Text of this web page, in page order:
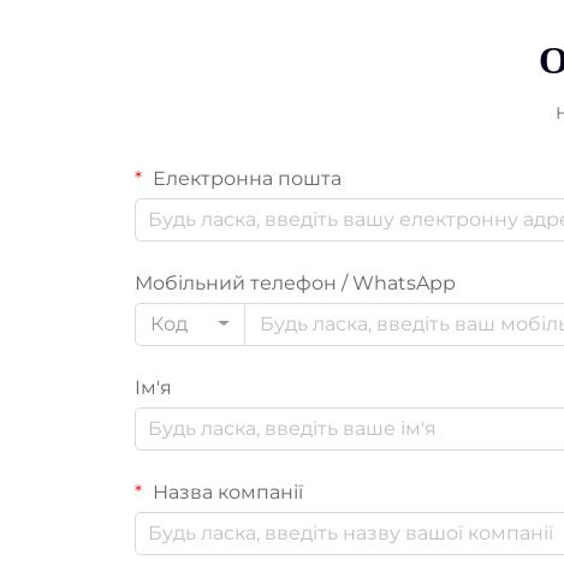
Електронна пошта
Мобільний телефон / WhatsApp
Код
Ім'я
Назва компанії